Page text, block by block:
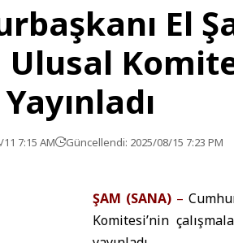
El
11 7:15 AM Güncellendi: 2025/08/15 7:23 PM
ŞAM (SANA)–
Komitesi’nin